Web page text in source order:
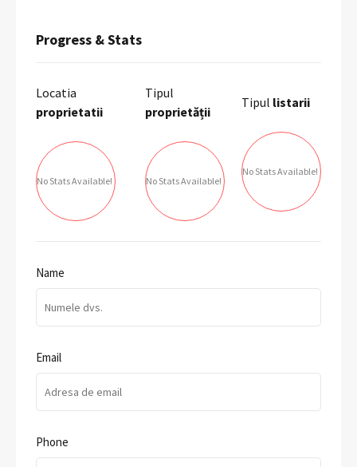
Progress & Stats
Locatia
proprietatii
No Stats Available!
Tipul
proprietății
No Stats Available!
Tipul listarii
No Stats Available!
Name
Email
Phone